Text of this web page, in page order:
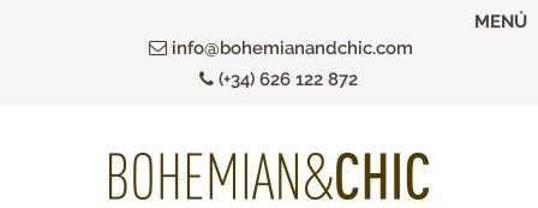
info@bohemianandchic.com
(+34) 626 122 872
MENÚ